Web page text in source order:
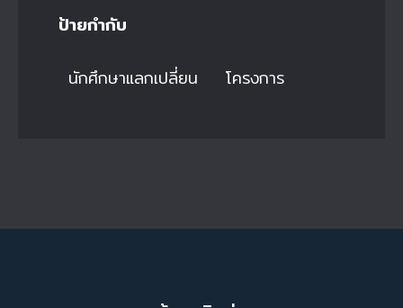
ป้ายกำกับ
นักศึกษาแลกเปลี่ยน โครงการ